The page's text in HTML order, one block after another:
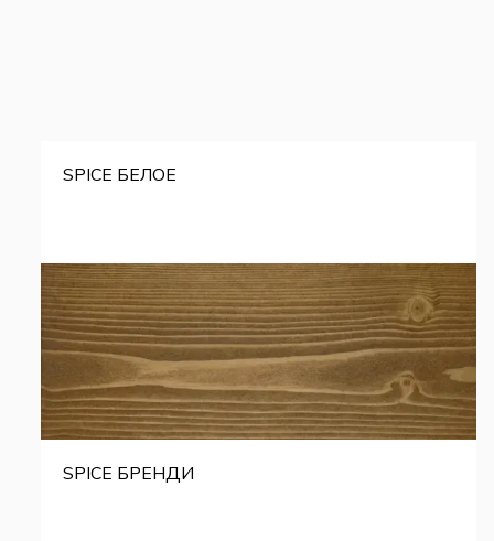
SPICE БЕЛОЕ
SPICE БРЕНДИ